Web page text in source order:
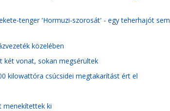
tenger 'Hormuzi-szorosát' - egy teherhajót sem
közelében
két vonat, sokan megsérültek
kilowattóra csúcsidei megtakarítást ért el
menekítettek ki